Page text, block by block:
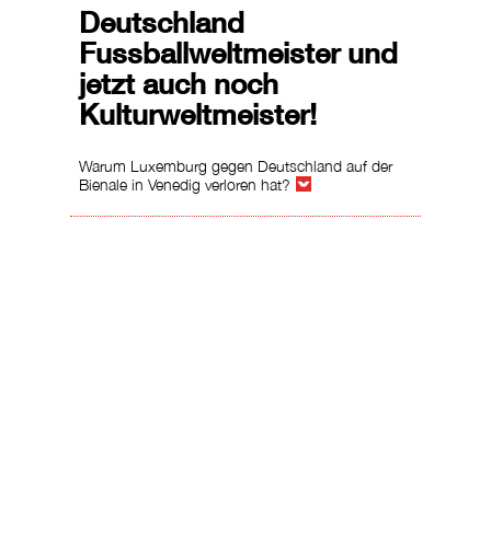
Deutschland
Fussballweltmeister und
jetzt auch noch
Kulturweltmeister!
Warum Luxemburg gegen Deutschland auf der
Bienale in Venedig verloren hat?